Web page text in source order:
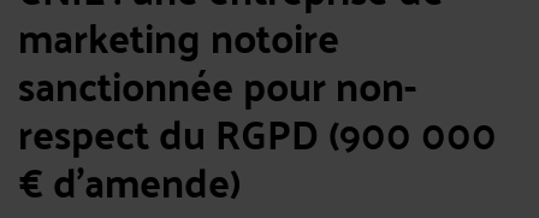
marketing notoire
sanctionnée pour non-
respect du RGPD (900 000
€ d’amende)